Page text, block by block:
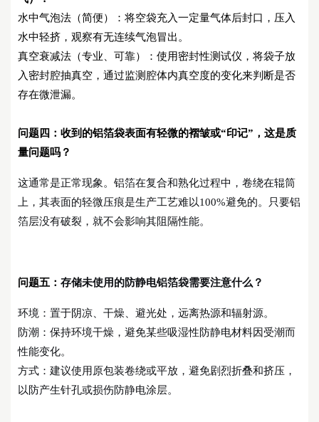
水中气泡法（简便）：将空袋充入一定量气体后封口，压入
水中轻挤，观察有无连续气泡冒出。
真空衰减法（专业、可靠）：使用密封性测试仪，将袋子放
入密封腔抽真空，通过监测腔体内真空度的变化来判断是否
存在微泄漏。
问题四： 收到的铝箔袋表面有轻微的褶皱或“印记”，这是质
量问题吗？
这通常是正常现象。铝箔在复合和熟化过程中，卷绕在辊筒
上，其表面的轻微压痕是生产工艺难以100%避免的。只要铝
箔层没有破裂，就不会影响其阻隔性能。
问题五： 存储未使用的防静电铝箔袋需要注意什么？
环境：置于阴凉、干燥、避光处，远离热源和辐射源。
防潮：保持环境干燥，避免某些吸湿性防静电材料因受潮而
性能变化。
方式：建议使用原包装卷绕或平放，避免剧烈折叠和挤压，
以防产生针孔或损伤防静电涂层。